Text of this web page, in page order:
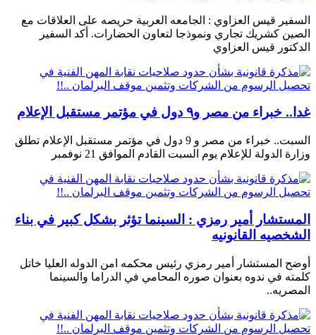
السفير قيس العزاوي : الجامعه العربية حريصه على العلاقات مع
الصين كشريك تجاري ونموذجا لتعاون الحضارات. أكد السفير
الدكتور قيس العزاوي
غدا.. خبراء من مصر و٩ دول في مؤتمر مستقبل الإعلام
السبت.. خبراء من مصر و 9 دول في مؤتمر مستقبل الإعلام تطلق
وزارة الدولة للإعلام يوم السبت القادم الموافق 21 نوفمبر
المستشار أمير رمزي : السينما تؤثر بشكل كبير في بناء
الشخصيه القانونيه
أوضح المستشار أمير رمزي رئيس محكمه امن الدوله العليا خاتل
كلمته في ندوه بعنوان صوره المحامي في الدراما والسينما
المصريه..